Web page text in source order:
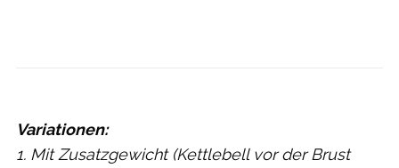
Variationen:
1. Mit Zusatzgewicht (Kettlebell vor der Brust